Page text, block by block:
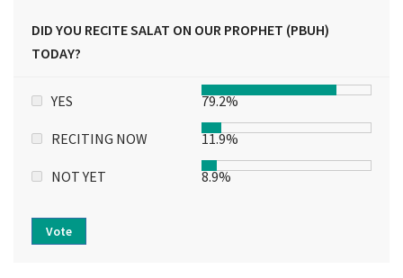
DID YOU RECITE SALAT ON OUR PROPHET (PBUH)
TODAY?
YES 79.2%
RECITING NOW 11.9%
NOT YET 8.9%
Vote